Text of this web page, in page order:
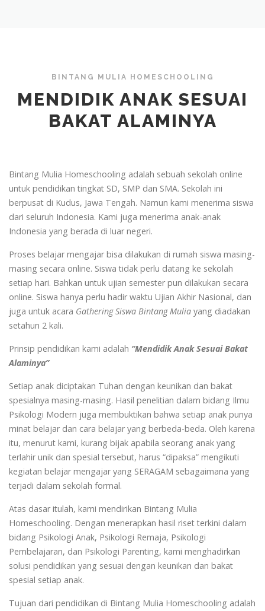
BINTANG MULIA HOMESCHOOLING
MENDIDIK ANAK SESUAI
BAKAT ALAMINYA
Bintang Mulia Homeschooling adalah sebuah sekolah online
untuk pendidikan tingkat SD, SMP dan SMA. Sekolah ini
berpusat di Kudus, Jawa Tengah. Namun kami menerima siswa
dari seluruh Indonesia. Kami juga menerima anak-anak
Indonesia yang berada di luar negeri.
Proses belajar mengajar bisa dilakukan di rumah siswa masing-
masing secara online. Siswa tidak perlu datang ke sekolah
setiap hari. Bahkan untuk ujian semester pun dilakukan secara
online. Siswa hanya perlu hadir waktu Ujian Akhir Nasional, dan
juga untuk acara Gathering Siswa Bintang Mulia yang diadakan
setahun 2 kali.
Prinsip pendidikan kami adalah “Mendidik Anak Sesuai Bakat
Alaminya”
Setiap anak diciptakan Tuhan dengan keunikan dan bakat
spesialnya masing-masing. Hasil penelitian dalam bidang Ilmu
Psikologi Modern juga membuktikan bahwa setiap anak punya
minat belajar dan cara belajar yang berbeda-beda. Oleh karena
itu, menurut kami, kurang bijak apabila seorang anak yang
terlahir unik dan spesial tersebut, harus “dipaksa” mengikuti
kegiatan belajar mengajar yang SERAGAM sebagaimana yang
terjadi dalam sekolah formal.
Atas dasar itulah, kami mendirikan Bintang Mulia
Homeschooling. Dengan menerapkan hasil riset terkini dalam
bidang Psikologi Anak, Psikologi Remaja, Psikologi
Pembelajaran, dan Psikologi Parenting, kami menghadirkan
solusi pendidikan yang sesuai dengan keunikan dan bakat
spesial setiap anak.
Tujuan dari pendidikan di Bintang Mulia Homeschooling adalah